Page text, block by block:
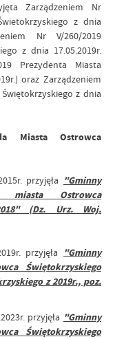
Zarządzeniem Nr
z dnia
Nr V/260/2019
z dnia 17.05.2019r.
Prezydenta Miasta
oraz Zarządzeniem
z dnia
Miasta Ostrowca
przyjęła "Gminny
Ostrowca
(Dz. Urz. Woj.
przyjęła
"Gminny
Świętokrzyskiego
z 2019r., poz.
przyjęła "Gminny
Świętokrzyskiego